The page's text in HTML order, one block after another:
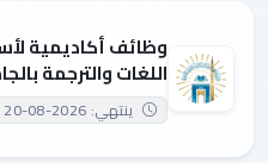
وظائف أكاديمية
اللغات والترجمة
ينتهي: 2026-08-20